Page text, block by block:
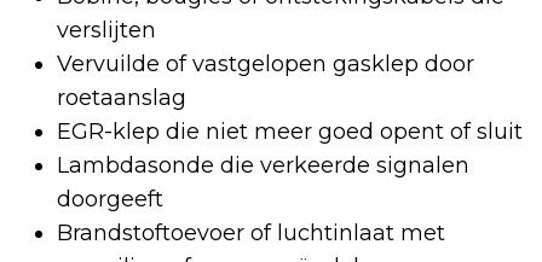
verslijten
Vervuilde of vastgelopen gasklep door
roetaanslag
EGR-klep die niet meer goed opent of sluit
Lambdasonde die verkeerde signalen
doorgeeft
Brandstoftoevoer of luchtinlaat met